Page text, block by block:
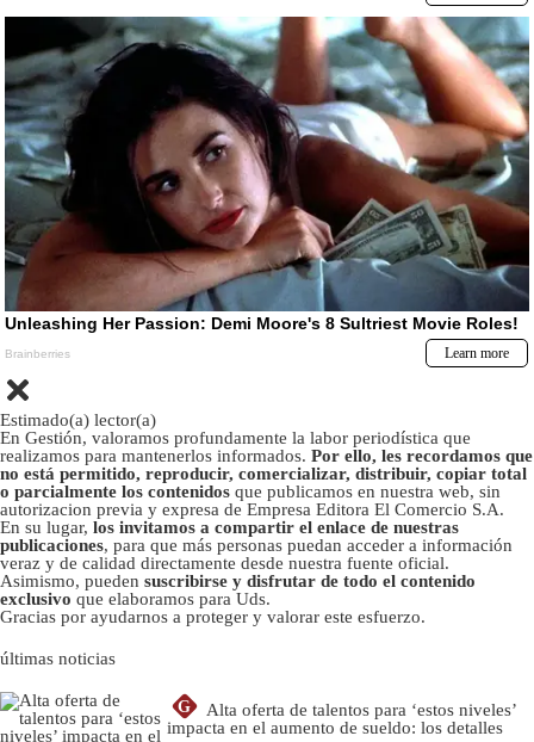
Estimado(a) lector(a)
En Gestión, valoramos profundamente la labor periodística que
realizamos para mantenerlos informados. Por ello, les recordamos que
no está permitido, reproducir, comercializar, distribuir, copiar total
o parcialmente los contenidos que publicamos en nuestra web, sin
autorizacion previa y expresa de Empresa Editora El Comercio S.A.
En su lugar, los invitamos a compartir el enlace de nuestras
publicaciones, para que más personas puedan acceder a información
veraz y de calidad directamente desde nuestra fuente oficial.
Asimismo, pueden suscribirse y disfrutar de todo el contenido
exclusivo que elaboramos para Uds.
Gracias por ayudarnos a proteger y valorar este esfuerzo.
últimas noticias
G
Alta oferta de talentos para ‘estos niveles’
impacta en el aumento de sueldo: los detalles